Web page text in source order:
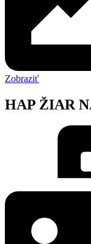
Zobraziť
HAP ŽIAR